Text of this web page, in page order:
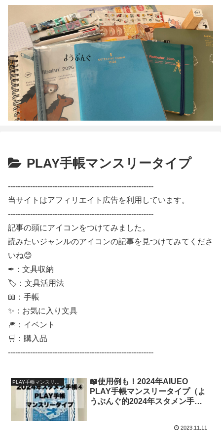
PLAY手帳マンスリータイプ
-----------------------------------------------------------
当サイトはアフィリエイト広告を利用しています。
-----------------------------------------------------------
記事の頭にアイコンをつけてみました。
読みたいジャンルのアイコンの記事を見つけてみてくださ
いね😊
✒：文具収納
🏷：文具活用法
📖：手帳
✨：お気に入り文具
🎆：イベント
🛒：購入品
-----------------------------------------------------------
📖使用例も！2024年AIUEO
PLAY手帳マンスリータイプ（よ
うぶんぐ的2024年スタメン手帳
2023.11.11